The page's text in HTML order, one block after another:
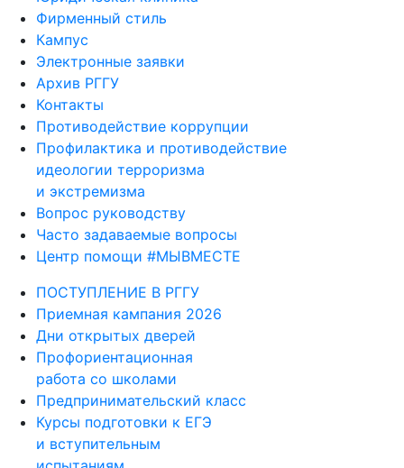
Фирменный стиль
Кампус
Электронные заявки
Архив РГГУ
Контакты
Противодействие коррупции
Профилактика и противодействие
идеологии терроризма
и экстремизма
Вопрос руководству
Часто задаваемые вопросы
Центр помощи #МЫВМЕСТЕ
ПОСТУПЛЕНИЕ В РГГУ
Приемная кампания 2026
Дни открытых дверей
Профориентационная
работа со школами
Предпринимательский класс
Курсы подготовки к ЕГЭ
и вступительным